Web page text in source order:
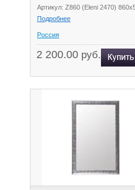
Артикул: Z860 (Eleni 2470)
Подробнее
Россия
2 200.00 руб.